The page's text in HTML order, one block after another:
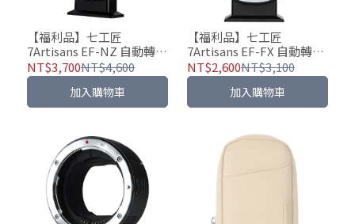
【福利品】七工匠
7Artisans EF-NZ 自動轉接
環 - CANON EF/EF-S鏡頭
轉 NIKON Z 相機
NT$3,700NT$4,600
加入購物車
【福利品】七工匠
7Artisans EF-FX 自動轉接
環 - CANON EF/EF-S鏡頭
轉 Fuji Flim X 相機
NT$2,600NT$3,100
加入購物車